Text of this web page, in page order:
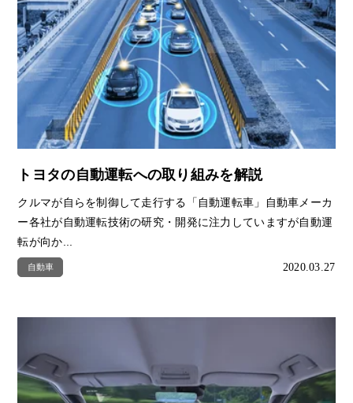
トヨタの自動運転への取り組みを解説
クルマが自らを制御して走行する「自動運転車」自動車メーカ
ー各社が自動運転技術の研究・開発に注力していますが自動運
転が向か...
自動車 2020.03.27